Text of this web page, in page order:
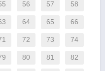
56 57 58
64 65 66
72 73 74
80 81 82